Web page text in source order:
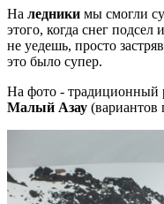
На ледники мы смогли
этого, когда снег
не уедешь, просто
это было супер.
На фото - традиционный
Малый Азау (вариантов